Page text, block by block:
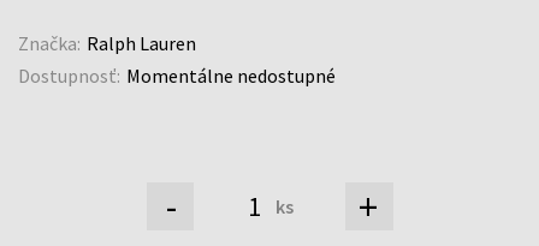
Značka: Ralph Lauren
Dostupnosť: Momentálne nedostupné
- ks +